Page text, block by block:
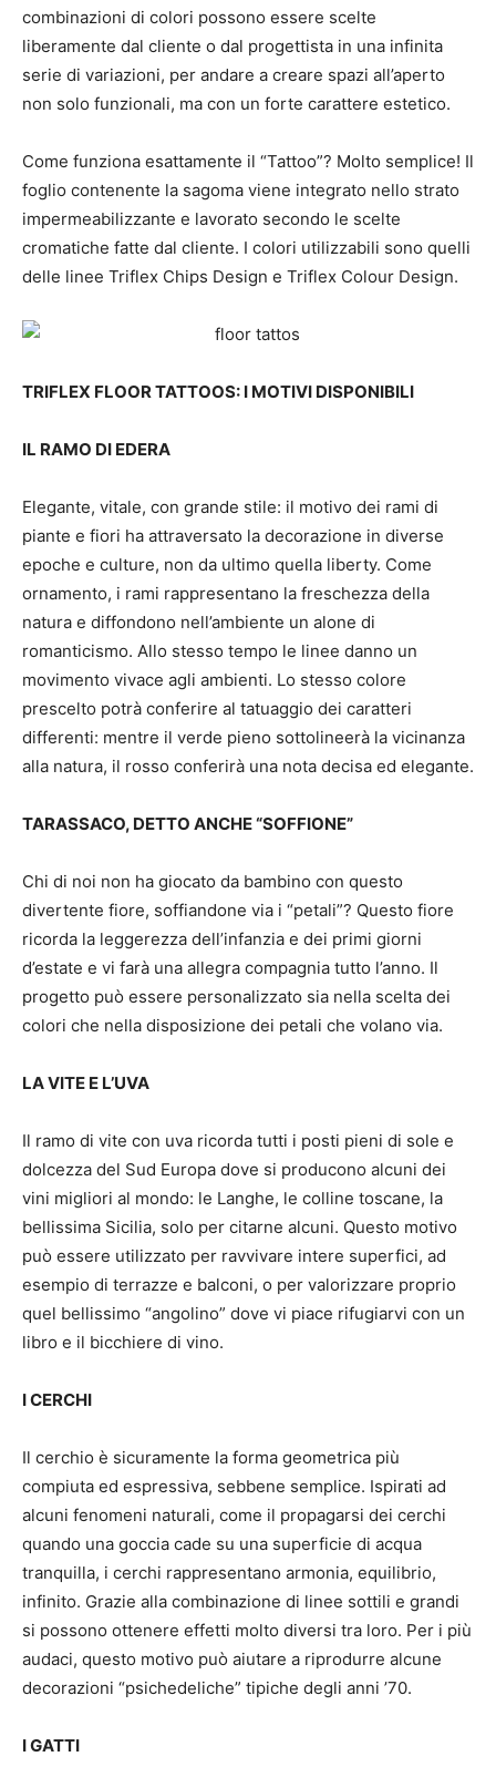
combinazioni di colori possono essere scelte
liberamente dal cliente o dal progettista in una infinita
serie di variazioni, per andare a creare spazi all’aperto
non solo funzionali, ma con un forte carattere estetico.
Come funziona esattamente il “Tattoo”? Molto semplice! Il
foglio contenente la sagoma viene integrato nello strato
impermeabilizzante e lavorato secondo le scelte
cromatiche fatte dal cliente. I colori utilizzabili sono quelli
delle linee Triflex Chips Design e Triflex Colour Design.
TRIFLEX FLOOR TATTOOS: I MOTIVI DISPONIBILI
IL RAMO DI EDERA
Elegante, vitale, con grande stile: il motivo dei rami di
piante e fiori ha attraversato la decorazione in diverse
epoche e culture, non da ultimo quella liberty. Come
ornamento, i rami rappresentano la freschezza della
natura e diffondono nell’ambiente un alone di
romanticismo. Allo stesso tempo le linee danno un
movimento vivace agli ambienti. Lo stesso colore
prescelto potrà conferire al tatuaggio dei caratteri
differenti: mentre il verde pieno sottolineerà la vicinanza
alla natura, il rosso conferirà una nota decisa ed elegante.
TARASSACO, DETTO ANCHE “SOFFIONE”
Chi di noi non ha giocato da bambino con questo
divertente fiore, soffiandone via i “petali”? Questo fiore
ricorda la leggerezza dell’infanzia e dei primi giorni
d’estate e vi farà una allegra compagnia tutto l’anno. Il
progetto può essere personalizzato sia nella scelta dei
colori che nella disposizione dei petali che volano via.
LA VITE E L’UVA
Il ramo di vite con uva ricorda tutti i posti pieni di sole e
dolcezza del Sud Europa dove si producono alcuni dei
vini migliori al mondo: le Langhe, le colline toscane, la
bellissima Sicilia, solo per citarne alcuni. Questo motivo
può essere utilizzato per ravvivare intere superfici, ad
esempio di terrazze e balconi, o per valorizzare proprio
quel bellissimo “angolino” dove vi piace rifugiarvi con un
libro e il bicchiere di vino.
I CERCHI
Il cerchio è sicuramente la forma geometrica più
compiuta ed espressiva, sebbene semplice. Ispirati ad
alcuni fenomeni naturali, come il propagarsi dei cerchi
quando una goccia cade su una superficie di acqua
tranquilla, i cerchi rappresentano armonia, equilibrio,
infinito. Grazie alla combinazione di linee sottili e grandi
si possono ottenere effetti molto diversi tra loro. Per i più
audaci, questo motivo può aiutare a riprodurre alcune
decorazioni “psichedeliche” tipiche degli anni ’70.
I GATTI